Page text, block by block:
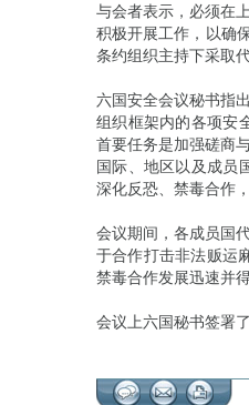
与会者表示，必须在
积极开展工作，以确
条约组织主持下采取
六国安全会议秘书指
组织框架内的各项安
首要任务是加强磋商
国际、地区以及成员
深化反恐、禁毒合作
会议期间，各成员国
于合作打击非法贩运
禁毒合作发展迅速并
会议上六国秘书签署